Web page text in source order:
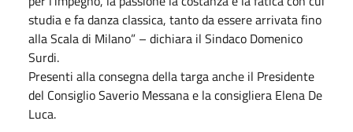
studia e fa danza classica, tanto da essere arrivata fino
alla Scala di Milano” – dichiara il Sindaco Domenico
Surdi.
Presenti alla consegna della targa anche il Presidente
del Consiglio Saverio Messana e la consigliera Elena De
Luca.